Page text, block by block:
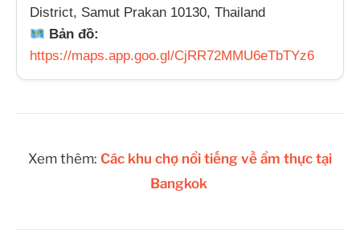
District, Samut Prakan 10130, Thailand
Bản đồ:
https://maps.app.goo.gl/CjRR72MMU6eTbTYz6
Xem thêm: Các khu chợ nổi tiếng về ẩm thực tại
Bangkok